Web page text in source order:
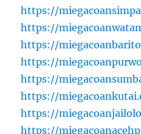
https://
https://
https://
https://
https://
https://
https://
https://